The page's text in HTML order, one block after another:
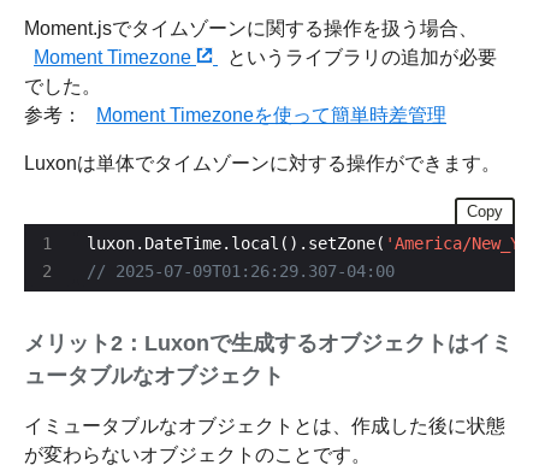
Moment.jsでタイムゾーンに関する操作を扱う場合、
Moment Timezone
というライブラリの追加が必要
でした。
参考：
Moment Timezoneを使って簡単時差管理
Luxonは単体でタイムゾーンに対する操作ができます。
Copy
luxon.DateTime.local().setZone( 'America/
メリット2：Luxonで生成するオブジェクトはイミ
ュータブルなオブジェクト
イミュータブルなオブジェクトとは、作成した後に状態
が変わらないオブジェクトのことです。